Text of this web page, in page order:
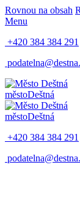
Rovnou na obsah
Menu
+420 384 384 291
městoDeštná
městoDeštná
+420 384 384 291